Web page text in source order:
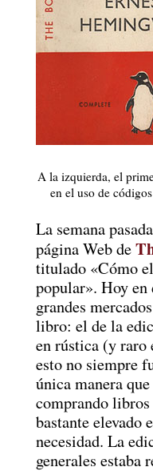
A la izquierda, el
en el uso de
La semana
página Web de
titulado «Cómo
popular». Hoy en
grandes
libro: el de la
en rústica (y raro
esto no siempre
única manera
comprando
bastante elevado
necesidad. La
generales estaba